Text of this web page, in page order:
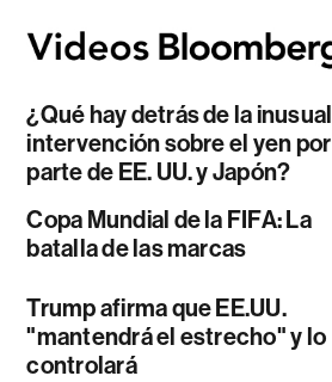
¿Qué hay detrás de la inusual
intervención sobre el yen por
parte de EE. UU. y Japón?
Copa Mundial de la FIFA: La
batalla de las marcas
Trump afirma que EE.UU.
"mantendrá el estrecho" y lo
controlará